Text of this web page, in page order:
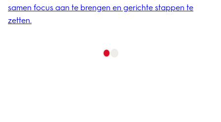
samen focus aan te brengen en gerichte stappen te
zetten.